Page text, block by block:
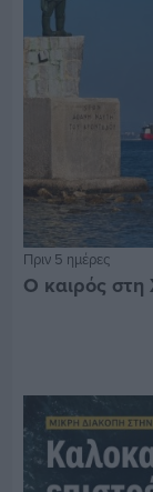
Πριν 5 ημέρες
Ο καιρός